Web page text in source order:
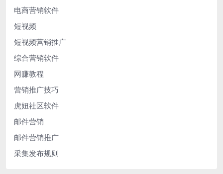
电商营销软件
短视频
短视频营销推广
综合营销软件
网赚教程
营销推广技巧
虎妞社区软件
邮件营销
邮件营销推广
采集发布规则